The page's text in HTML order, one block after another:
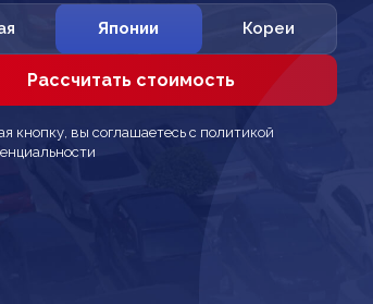
Японии Кореи
Рассчитать стоимость
кнопку, вы соглашаетесь с политикой